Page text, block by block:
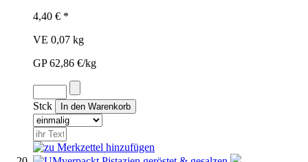
4,40 € *
VE 0,07 kg
GP 62,86 €/kg
Stck